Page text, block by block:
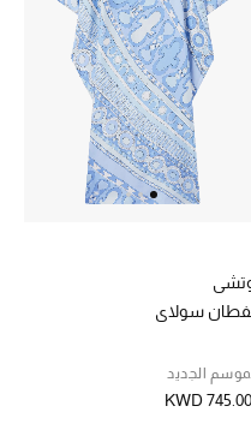
سولاي
الجديد
KWD